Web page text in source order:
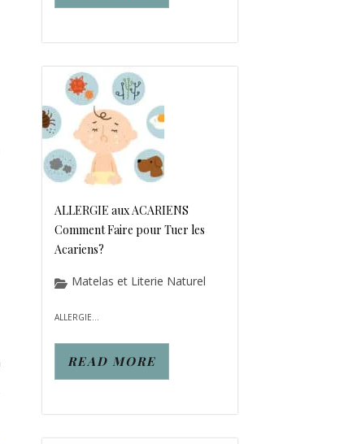
ALLERGIE aux ACARIENS
Comment Faire pour Tuer les
Acariens?
Matelas et Literie Naturel
ALLERGIE...
READ MORE